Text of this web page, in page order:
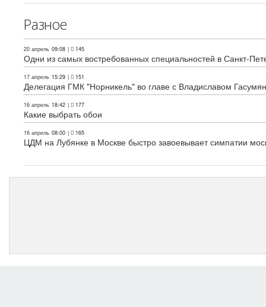
Разное
20 апрель 09:08 | 145
Одни из самых востребованных специальностей в Санкт-
17 апрель 15:29 | 151
Делегация ГМК "Норникель" во главе с Владиславом
16 апрель 18:42 | 177
Какие выбрать обои
16 апрель 08:00 | 165
ЦДМ на Лубянке в Москве быстро завоевывает симпатии